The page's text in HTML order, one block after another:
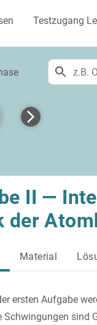
Testzugang
II —
der
Material
ersten Aufgabe
Schwingungen sind